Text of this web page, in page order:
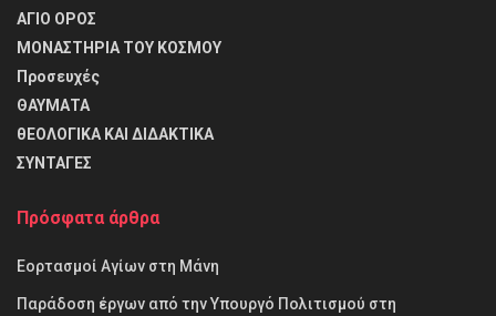
ΑΓΙΟ ΟΡΟΣ
ΜΟΝΑΣΤΗΡΙΑ ΤΟΥ ΚΟΣΜΟΥ
Προσευχές
ΘΑΥΜΑΤΑ
θΕΟΛΟΓΙΚΑ ΚΑΙ ΔΙΔΑΚΤΙΚΑ
ΣΥΝΤΑΓΕΣ
Πρόσφατα άρθρα
Εορτασμοί Αγίων στη Μάνη
Παράδοση έργων από την Υπουργό Πολιτισμού στη